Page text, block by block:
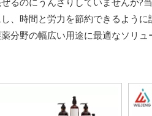
、時間と労力を節約できるよう
分野の幅広い用途に最適なソリュ